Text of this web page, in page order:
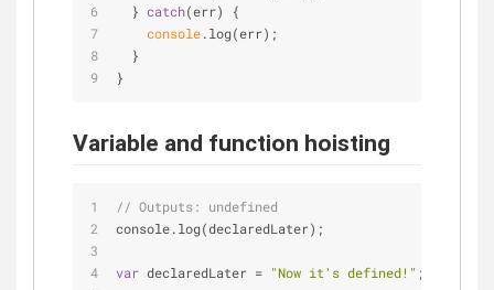
  }
catch(err) {
console.log(err);
  }
}
Variable and function hoisting
// Outputs: undefined
console.log(declaredLater);
var declaredLater = "Now it's defined!" ;